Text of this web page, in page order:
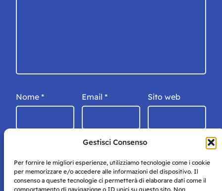
Gestisci Consenso
Per fornire le migliori esperienze, utilizziamo tecnologie come i cookie
per memorizzare e/o accedere alle informazioni del dispositivo. Il
consenso a queste tecnologie ci permetterà di elaborare dati come il
comportamento di navigazione o ID unici su questo sito. Non
Nome * Email * Sito web